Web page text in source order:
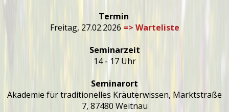
Termin
Freitag, 27.02.2026 => Warteliste
Seminarzeit
14 - 17 Uhr
Seminarort
Akademie für traditionelles Kräuterwissen, Marktstraße
7, 87480 Weitnau